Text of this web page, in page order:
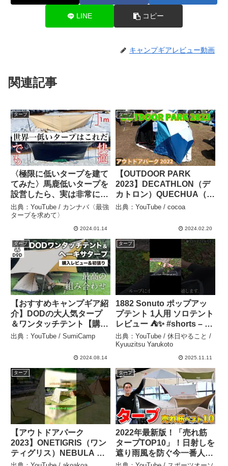
LINE コピー
キャンプギアレビュー動画
関連記事
タープ
〈極限に低いタープを建て
てみた〉馬鹿低いタープを
設営したら、実は非常に使
えた｜フルクローズもキャ
ノピーもあり！ワイドでロ
ーなタープのレビュー – カ
て〉
出典：YouTube / カンナバ〈最強
タープを求めて〉
2024.01.14
タープ
【OUTDOOR PARK
2023】DECATHLON（デ
カトロン）QUECHUA（ケ
シュア）キャンプ ワンタ
EASY FRESH&BLACKの
出典：YouTube / cocoa
2024.02.20
タープ
【おすすめキャンプギア紹
介】DODの大人気タープ
＆ワンタッチテント【購入
レビュー＆初張り！】 –
出典：YouTube / SumiCamp
2024.08.14
タープ
1882 Sonuto ポップアッ
プテント 1人用 ソロテント
レビュー ⛺✨ #shorts – 休
日やること / Kyuuzitsu
Yarukoto
出典：YouTube / 休日やること /
Kyuuzitsu Yarukoto
2025.11.11
タープ
【アウトドアパーク
2023】ONETIGRIS（ワン
ティグリス）NEBULA キ
ャンプテント 参考出品の
タープ
2022年最新版！「売れ筋
タープTOP10」！日射しを
遮り雨風を防ぐ今一番人気
のタープとは？【キャンプ